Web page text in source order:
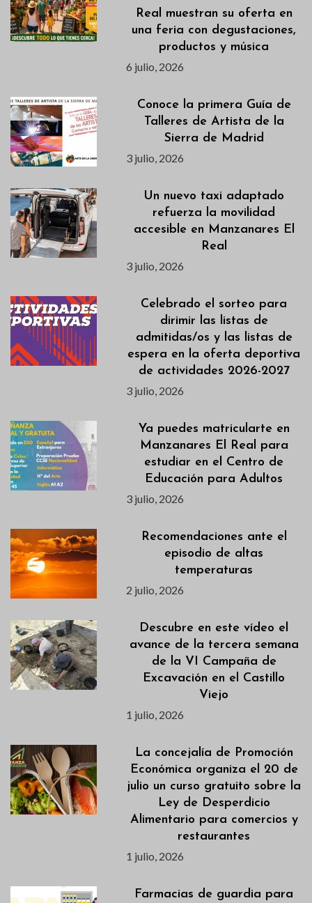
Real muestran su oferta en
una feria con degustaciones,
productos y música
6 julio, 2026
Conoce la primera Guía de
Talleres de Artista de la
Sierra de Madrid
3 julio, 2026
Un nuevo taxi adaptado
refuerza la movilidad
accesible en Manzanares El
Real
3 julio, 2026
Celebrado el sorteo para
dirimir las listas de
admitidas/os y las listas de
espera en la oferta deportiva
de actividades 2026-2027
3 julio, 2026
Ya puedes matricularte en
Manzanares El Real para
estudiar en el Centro de
Educación para Adultos
3 julio, 2026
Recomendaciones ante el
episodio de altas
temperaturas
2 julio, 2026
Descubre en este vídeo el
avance de la tercera semana
de la VI Campaña de
Excavación en el Castillo
Viejo
1 julio, 2026
La concejalía de Promoción
Económica organiza el 20 de
julio un curso gratuito sobre la
Ley de Desperdicio
Alimentario para comercios y
restaurantes
1 julio, 2026
Farmacias de guardia para